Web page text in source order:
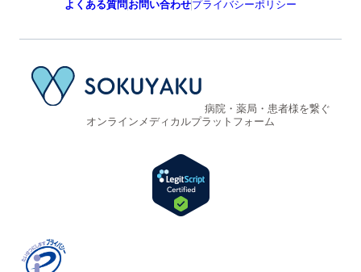
よくある質問お問い合わせプライバシーポリシー
病院・薬局・患者様を繋ぐ
オンラインメディカルプラットフォーム